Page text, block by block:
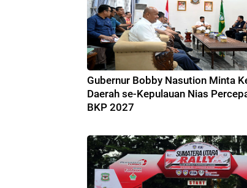
Gubernur Bobby Nasution Minta
Daerah se-Kepulauan Nias
BKP 2027